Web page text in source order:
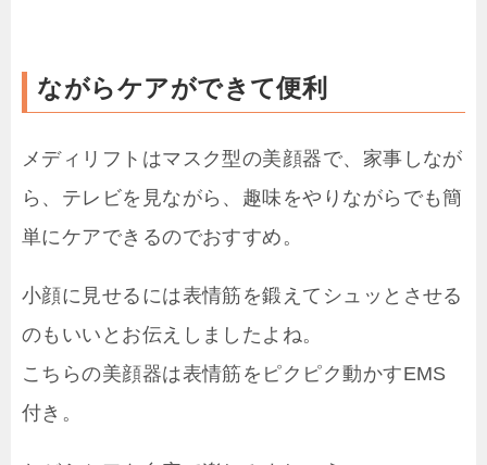
ながらケアができて便利
メディリフトはマスク型の美顔器で、家事しなが
ら、テレビを見ながら、趣味をやりながらでも簡
単にケアできるのでおすすめ。
小顔に見せるには表情筋を鍛えてシュッとさせる
のもいいとお伝えしましたよね。
こちらの美顔器は表情筋をピクピク動かすEMS
付き。